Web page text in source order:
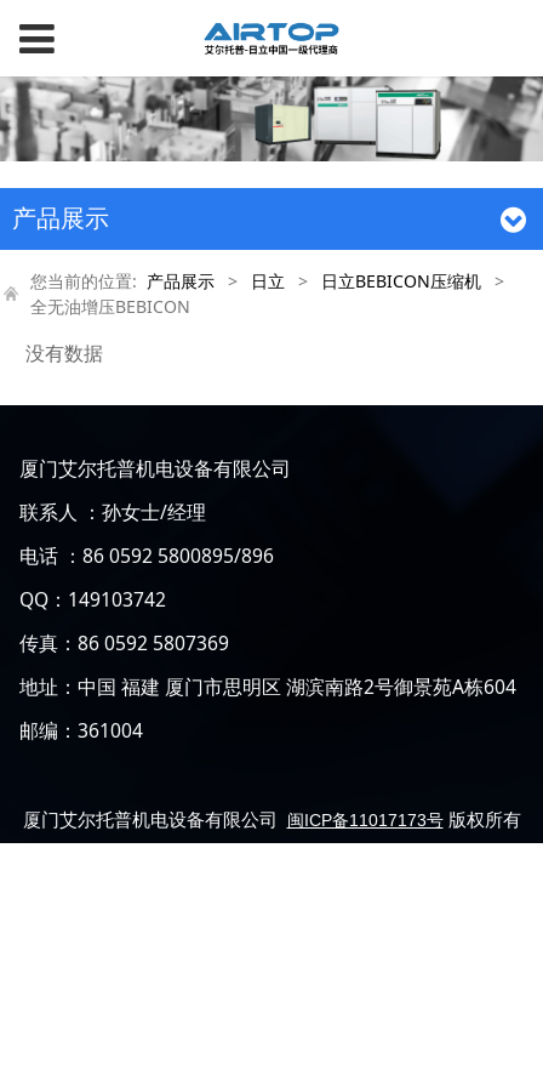
产品展示
您当前的位置: 产品展示 > 日立 > 日立BEBICON压缩机 >
全无油增压BEBICON
没有数据
厦门艾尔托普机电设备有限公司
联系人 ：孙女士/经理
电话 ：86 0592 5800895/896
QQ：149103742
传真：86 0592 5807369
地址：中国 福建 厦门市思明区 湖滨南路2号御景苑A栋604
邮编：361004
厦门艾尔托普机电设备有限公司 闽ICP备11017173号版权所有